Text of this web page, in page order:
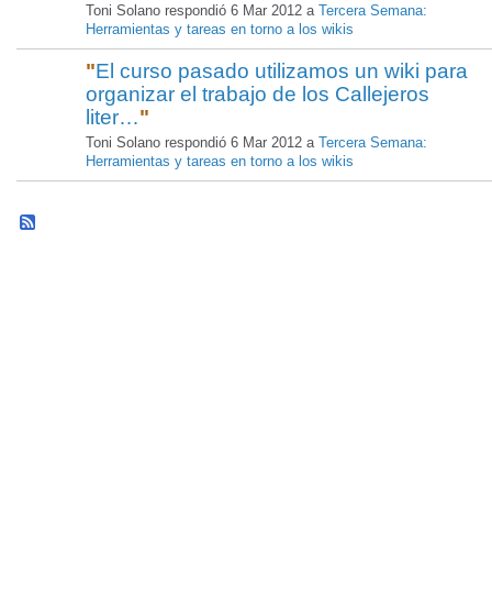
Toni Solano respondió 6 Mar 2012 a Tercera Semana:
Herramientas y tareas en torno a los wikis
"El curso pasado utilizamos un wiki para
organizar el trabajo de los Callejeros
liter…"
Toni Solano respondió 6 Mar 2012 a Tercera Semana:
Herramientas y tareas en torno a los wikis